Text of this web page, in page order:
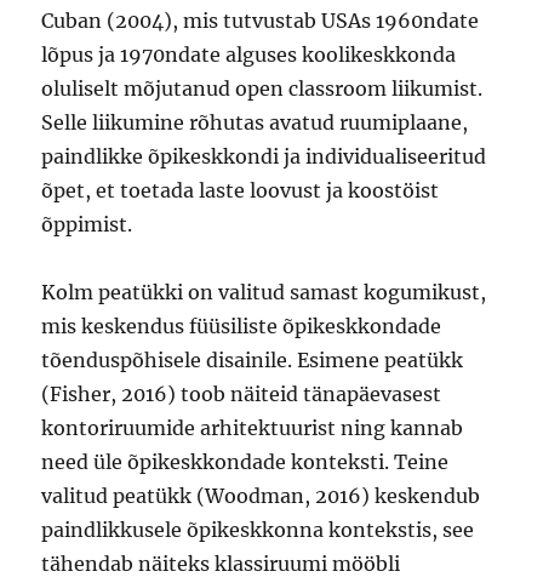
Cuban (2004), mis tutvustab USAs 1960ndate
lõpus ja 1970ndate alguses koolikeskkonda
oluliselt mõjutanud open classroom liikumist.
Selle liikumine rõhutas avatud ruumiplaane,
paindlikke õpikeskkondi ja individualiseeritud
õpet, et toetada laste loovust ja koostöist
õppimist.
Kolm peatükki on valitud samast kogumikust,
mis keskendus füüsiliste õpikeskkondade
tõenduspõhisele disainile. Esimene peatükk
(Fisher, 2016) toob näiteid tänapäevasest
kontoriruumide arhitektuurist ning kannab
need üle õpikeskkondade konteksti. Teine
valitud peatükk (Woodman, 2016) keskendub
paindlikkusele õpikeskkonna kontekstis, see
tähendab näiteks klassiruumi mööbli